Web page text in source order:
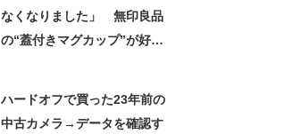
なくなりました」 無印良品
の“蓋付きマグカップ”が好
ハードオフで買った23年前の
中古カメラ→データを確認す